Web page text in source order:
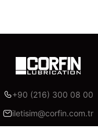
+90 (216) 300 08 00
iletisim@corfin.com.tr